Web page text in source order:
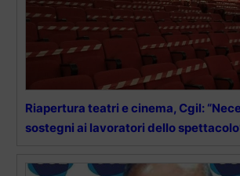
Riapertura teatri e cinema, Cgil:
sostegni ai lavoratori dello